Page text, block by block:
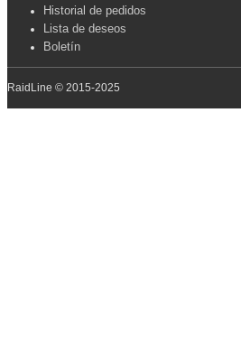
Historial de pedidos
Lista de deseos
Boletín
RaidLine © 2015-2025